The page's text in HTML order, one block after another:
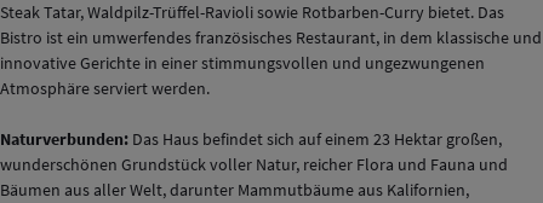
Steak Tatar, Waldpilz-Trüffel-Ravioli sowie Rotbarben-Curry bietet. Das
Bistro ist ein umwerfendes französisches Restaurant, in dem klassische und
innovative Gerichte in einer stimmungsvollen und ungezwungenen
Atmosphäre serviert werden.
Naturverbunden: Das Haus befindet sich auf einem 23 Hektar großen,
wunderschönen Grundstück voller Natur, reicher Flora und Fauna und
Bäumen aus aller Welt, darunter Mammutbäume aus Kalifornien,